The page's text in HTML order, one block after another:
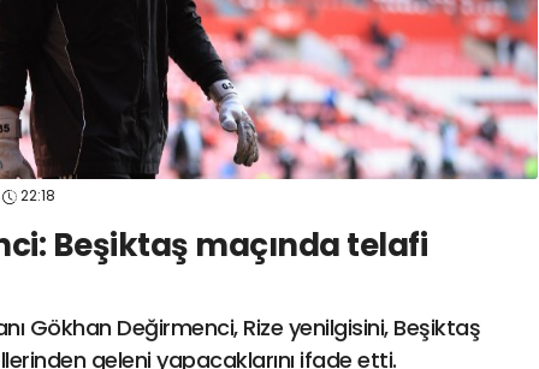
22:18
Beşiktaş maçında telafi
Gökhan Değirmenci, Rize yenilgisini, Beşiktaş
geleni yapacaklarını ifade etti.